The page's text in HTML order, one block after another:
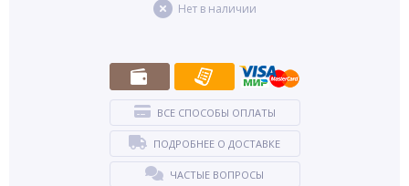
Нет в наличии
ВСЕ СПОСОБЫ ОПЛАТЫ
ПОДРОБНЕЕ О ДОСТАВКЕ
ЧАСТЫЕ ВОПРОСЫ